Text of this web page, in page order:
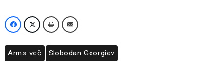
Arms voč Slobodan Georgiev